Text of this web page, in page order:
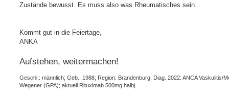
Zustände bewusst. Es muss also was Rheumatisches sein.
Kommt gut in die Feiertage,
ANKA
Aufstehen, weitermachen!
Geschl.: männlich; Geb.: 1988; Region: Brandenburg; Diag. 2022: ANCA Vaskulitis/
Wegener (GPA); aktuell Rituximab 500mg halbj.